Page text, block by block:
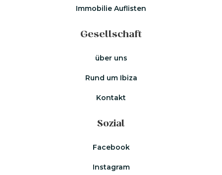
Immobilie Auflisten
Gesellschaft
über uns
Rund um Ibiza
Kontakt
Sozial
Facebook
Instagram